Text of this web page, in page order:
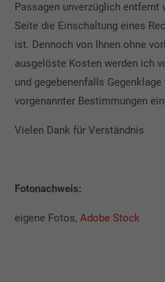
Passagen unverzüglich entfernt
Seite die Einschaltung eines
ist. Dennoch von Ihnen ohne
ausgelöste Kosten werden ich
und gegebenenfalls
vorgenannter Bestimmungen
Vielen Dank für Verständnis
Fotonachweis:
eigene Fotos, Adobe Stock